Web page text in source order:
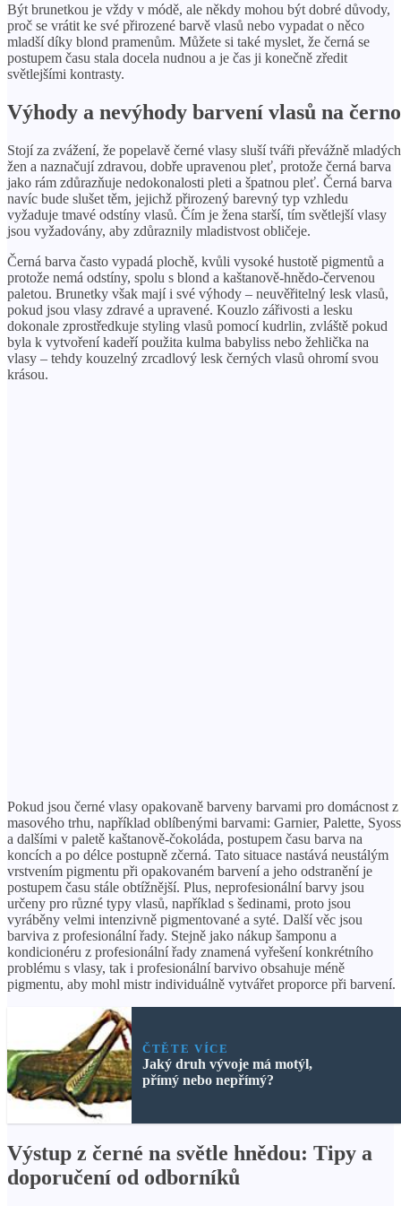
Být brunetkou je vždy v módě, ale někdy mohou být dobré důvody,
proč se vrátit ke své přirozené barvě vlasů nebo vypadat o něco
mladší díky blond pramenům. Můžete si také myslet, že černá se
postupem času stala docela nudnou a je čas ji konečně zředit
světlejšími kontrasty.
Výhody a nevýhody barvení vlasů na černo
Stojí za zvážení, že popelavě černé vlasy sluší tváři převážně mladých
žen a naznačují zdravou, dobře upravenou pleť, protože černá barva
jako rám zdůrazňuje nedokonalosti pleti a špatnou pleť. Černá barva
navíc bude slušet těm, jejichž přirozený barevný typ vzhledu
vyžaduje tmavé odstíny vlasů. Čím je žena starší, tím světlejší vlasy
jsou vyžadovány, aby zdůraznily mladistvost obličeje.
Černá barva často vypadá plochě, kvůli vysoké hustotě pigmentů a
protože nemá odstíny, spolu s blond a kaštanově-hnědo-červenou
paletou. Brunetky však mají i své výhody – neuvěřitelný lesk vlasů,
pokud jsou vlasy zdravé a upravené. Kouzlo zářivosti a lesku
dokonale zprostředkuje styling vlasů pomocí kudrlin, zvláště pokud
byla k vytvoření kadeří použita kulma babyliss nebo žehlička na
vlasy – tehdy kouzelný zrcadlový lesk černých vlasů ohromí svou
krásou.
Pokud jsou černé vlasy opakovaně barveny barvami pro domácnost z
masového trhu, například oblíbenými barvami: Garnier, Palette, Syoss
a dalšími v paletě kaštanově-čokoláda, postupem času barva na
koncích a po délce postupně zčerná. Tato situace nastává neustálým
vrstvením pigmentu při opakovaném barvení a jeho odstranění je
postupem času stále obtížnější. Plus, neprofesionální barvy jsou
určeny pro různé typy vlasů, například s šedinami, proto jsou
vyráběny velmi intenzivně pigmentované a syté. Další věc jsou
barviva z profesionální řady. Stejně jako nákup šamponu a
kondicionéru z profesionální řady znamená vyřešení konkrétního
problému s vlasy, tak i profesionální barvivo obsahuje méně
pigmentu, aby mohl mistr individuálně vytvářet proporce při barvení.
ČTĚTE VÍCE
Jaký druh vývoje má motýl,
přímý nebo nepřímý?
Výstup z černé na světle hnědou: Tipy a
doporučení od odborníků